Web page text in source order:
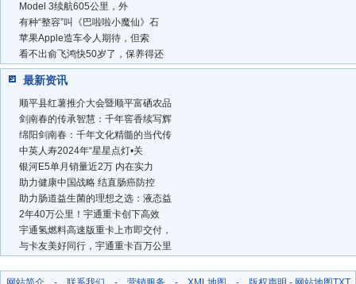
Model 3续航605公里，外
有种“整容”叫《巴啦啦小魔仙》石
苹果Apple造车令人期待，但索
看不出俞飞鸿快50岁了，保养得还
最新资讯
顺平县红薯推介大会暨顺平富硒农品
剑南春的传承智慧：千年窖香续写辉
绵阳剑南春：千年文化精髓的当代传
中英人寿2024年“星星点灯•关
银河E5单月销量近2万 内在实力
助力健康中国战略 结直肠癌防控
助力肠道益生菌的理想之选：液态益
2年40万公里！宇通重卡创下高效
宇通氢燃料高速版重卡上市即交付，
与卡友美好同行，宇通重卡百万公里